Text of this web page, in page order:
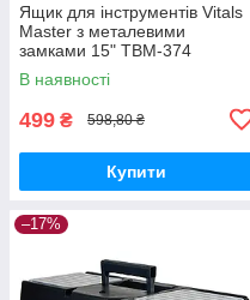
Ящик для інструментів Vitals
Master з металевими
замками 15" TBM-374
В наявності
499 ₴ 598,80 ₴
Купити
–17%